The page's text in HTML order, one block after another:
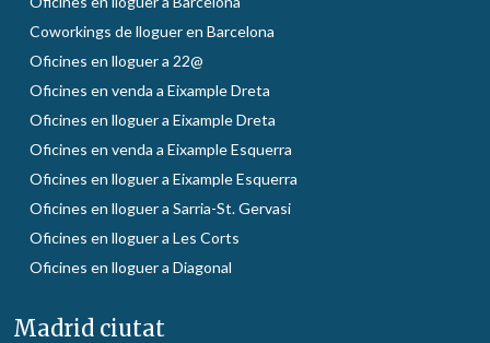
Coworkings de lloguer en Barcelona
Oficines en lloguer a 22@
Oficines en venda a Eixample Dreta
Oficines en lloguer a Eixample Dreta
Oficines en venda a Eixample Esquerra
Oficines en lloguer a Eixample Esquerra
Oficines en lloguer a Sarria-St. Gervasi
Oficines en lloguer a Les Corts
Oficines en lloguer a Diagonal
Madrid ciutat